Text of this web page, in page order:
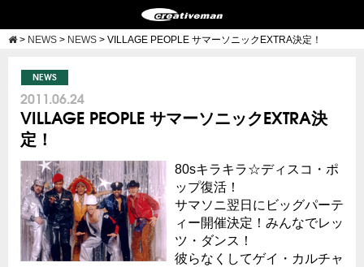
> NEWS > NEWS > VILLAGE PEOPLE サマーソニックEXTRA決定！
NEWS
2011.06.24
VILLAGE PEOPLE サマーソニックEXTRA決
定！
80sキラキラ☆ディスコ・ポ
ップ復活！
サマソニ翌日にビッグパーテ
ィー開催決定！みんなでレッ
ツ・ダンス！
彼らなくしてゲイ・カルチャ